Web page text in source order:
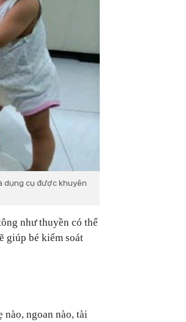
dụng cụ được khuyên
như thuyền có thể
giúp bé kiểm soát
nào, ngoan nào, tài